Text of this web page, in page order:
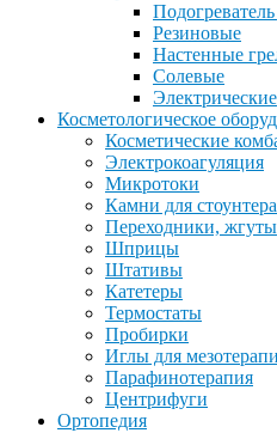
Резиновые
Настенные
Солевые
Электрические
Косметологическое
Косметические
Электрокоагуляция
Микротоки
Камни для
Переходники, жгуты
Шприцы
Штативы
Катетеры
Термостаты
Пробирки
Иглы для
Парафинотерапия
Центрифуги
Ортопедия